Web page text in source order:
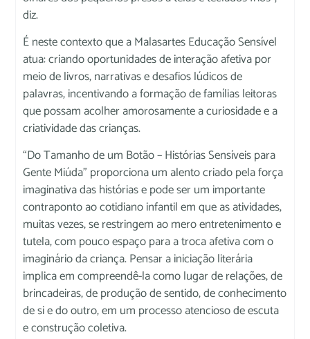
diz.
É neste contexto que a Malasartes Educação Sensível
atua: criando oportunidades de interação afetiva por
meio de livros, narrativas e desafios lúdicos de
palavras, incentivando a formação de famílias leitoras
que possam acolher amorosamente a curiosidade e a
criatividade das crianças.
“Do Tamanho de um Botão – Histórias Sensíveis para
Gente Miúda” proporciona um alento criado pela força
imaginativa das histórias e pode ser um importante
contraponto ao cotidiano infantil em que as atividades,
muitas vezes, se restringem ao mero entretenimento e
tutela, com pouco espaço para a troca afetiva com o
imaginário da criança. Pensar a iniciação literária
implica em compreendê-la como lugar de relações, de
brincadeiras, de produção de sentido, de conhecimento
de si e do outro, em um processo atencioso de escuta
e construção coletiva.